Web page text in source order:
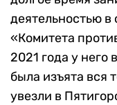
деятельностью в
«Комитета
2021 года у него
была изъята вся
увезли в